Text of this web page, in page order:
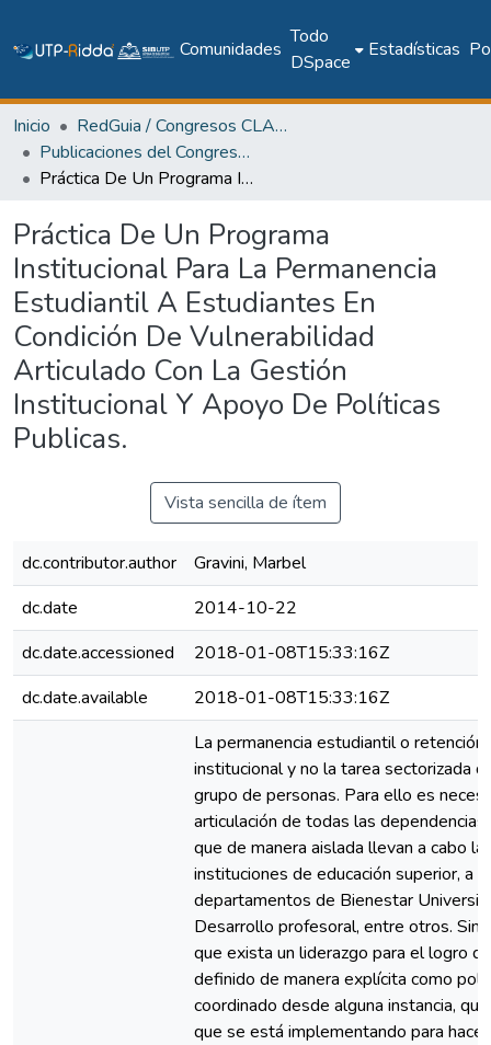
Comunidades
Todo
DSpace
Estadísticas
Inicio
RedGuia / Congresos CLABES
Publicaciones del Congreso Internacional CLABES
Práctica De Un Programa Institucional Para La Permanencia Estudiantil A Estudiantes En Condición De Vulnerabilidad Articulado Con La Gestión Institucional Y Apoyo De Políticas Publicas.
Práctica De Un Programa
Institucional Para La Permanencia
Estudiantil A Estudiantes En
Condición De Vulnerabilidad
Articulado Con La Gestión
Institucional Y Apoyo De Políticas
Publicas.
Vista sencilla de ítem
dc.contributor.author
Gravini, Marbel
dc.date
2014-10-22
dc.date.accessioned
2018-01-08T15:33:16Z
dc.date.available
2018-01-08T15:33:16Z
La permanencia estudiantil o
institucional y no la tarea sectorizada
grupo de personas. Para ello es
articulación de todas las
que de manera aislada llevan a cabo
instituciones de educación superior, a
departamentos de Bienestar
Desarrollo profesoral, entre otros. Sin
que exista un liderazgo para el logro
definido de manera explícita como
coordinado desde alguna instancia,
que se está implementando para